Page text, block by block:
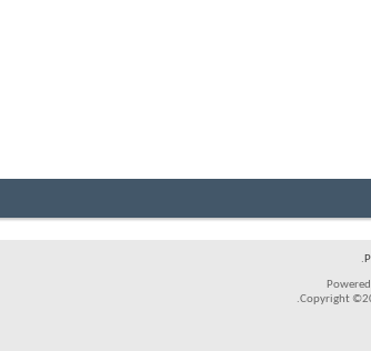
.
Copyright